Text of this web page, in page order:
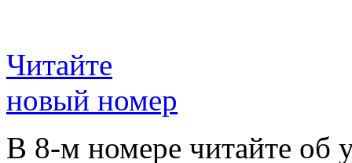
Читайте
новый номер
В 8-м номере читайте об